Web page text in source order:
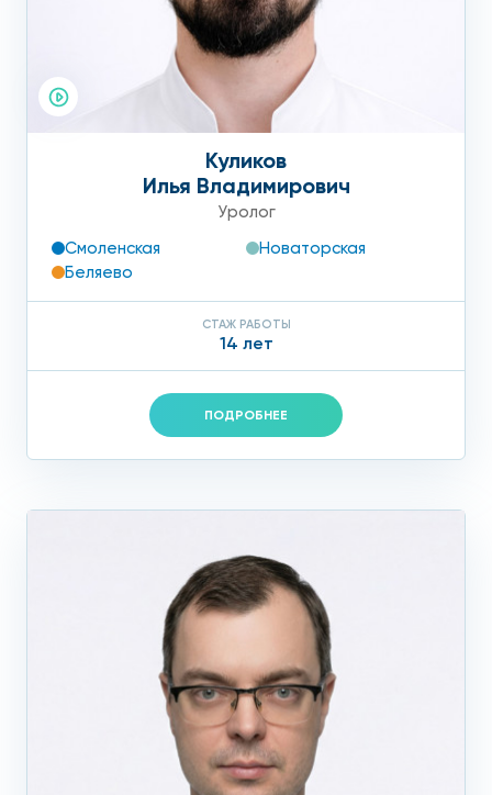
Куликов
Илья Владимирович
Уролог
Смоленская
Новаторская
Беляево
СТАЖ РАБОТЫ
14 лет
ПОДРОБНЕЕ